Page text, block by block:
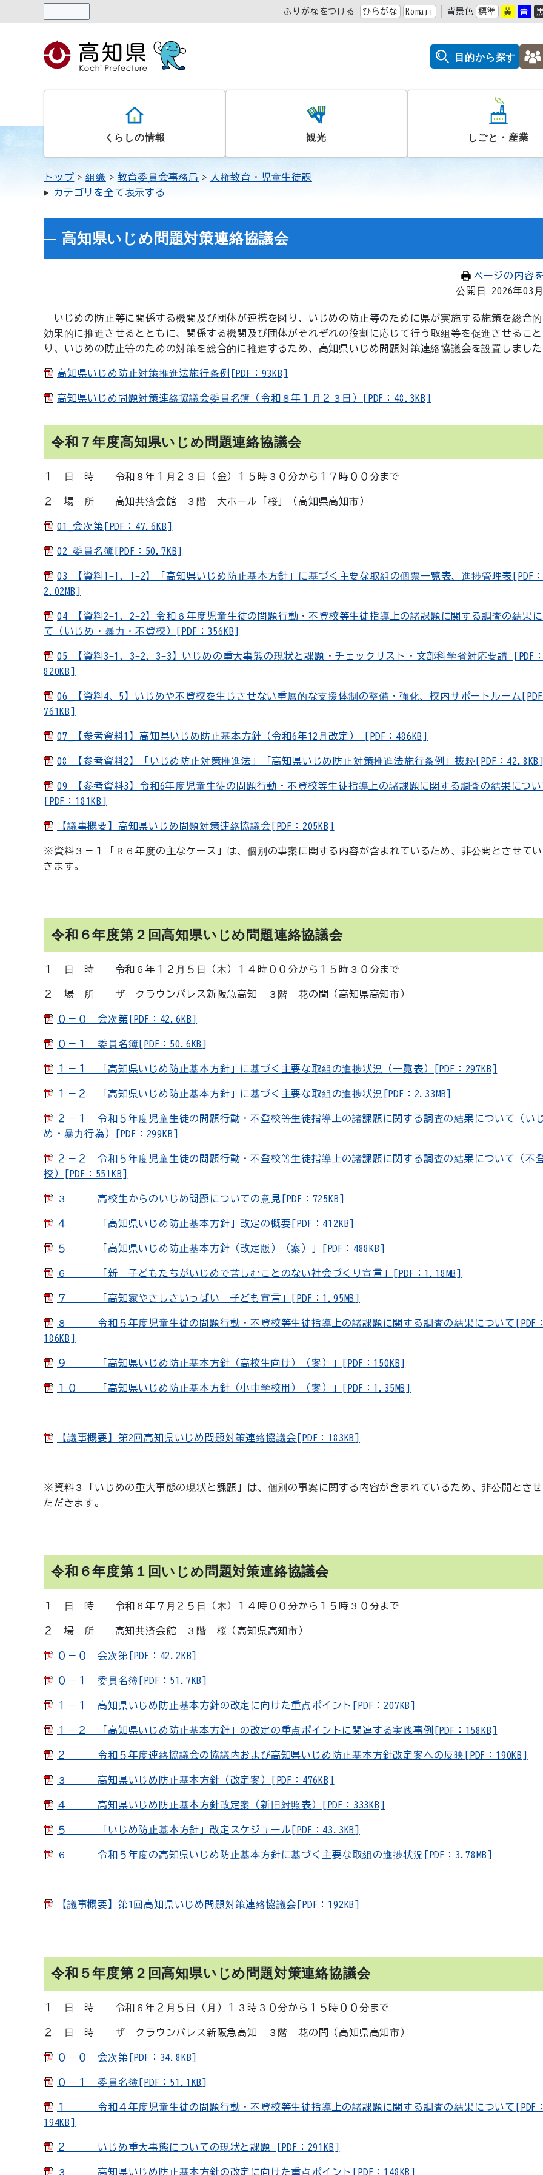
ふりがなをつける ひらがな Romaji 背景色 標準 黄 青
目的から探す
くらしの情報 観光 しごと・産業
トップ 組織 教育委員会事務局
人権教育・児童生徒課
カテゴリを全て表示する
高知県いじめ問題対策連絡協議会
ページの内容
公開日 2026年03
いじめの防止等に関係する機関及び団体が連携を図り、いじめの防止等のために県が実施する施策を総合
効果的に推進させるとともに、関係する機関及び団体がそれぞれの役割に応じて行う取組等を促進させるこ
り、いじめの防止等のための対策を総合的に推進するため、高知県いじめ問題対策連絡協議会を設置しまし
高知県いじめ防止対策推進法施行条例[PDF：93KB]
高知県いじめ問題対策連絡協議会委員名簿（令和８年１月２３日）[PDF：48.3KB]
令和７年度高知県いじめ問題連絡協議会
１ 日 時 令和８年１月２３日（金）１５時３０分から１７時００分まで
２ 場 所 高知共済会館 ３階 大ホール「桜」（高知県高知市）
01_会次第[PDF：47.6KB]
02_委員名簿[PDF：50.7KB]
03_【資料1-1、1-2】「高知県いじめ防止基本方針」に基づく主要な取組の個票一覧表、進捗管理表[PDF
2.02MB]
04_【資料2-1、2-2】令和６年度児童生徒の問題行動・不登校等生徒指導上の諸課題に関する調査の結果
て（いじめ・暴力・不登校）[PDF：356KB]
05_【資料3-1、3-2、3-3】いじめの重大事態の現状と課題・チェックリスト・文部科学省対応要請 [PDF
820KB]
06_【資料4、5】いじめや不登校を生じさせない重層的な支援体制の整備・強化、校内サポートルーム
761KB]
07_【参考資料1】高知県いじめ防止基本方針（令和6年12月改定） [PDF：486KB]
08_【参考資料2】「いじめ防止対策推進法」「高知県いじめ防止対策推進法施行条例」抜粋[PDF：
09_【参考資料3】令和6年度児童生徒の問題行動・不登校等生徒指導上の諸課題に関する調査の結果につ
[PDF：181KB]
【議事概要】高知県いじめ問題対策連絡協議会[PDF：205KB]
※資料３－１「Ｒ６年度の主なケース」は、個別の事案に関する内容が含まれているため、非公開とさせて
きます。
令和６年度第２回高知県いじめ問題連絡協議会
１ 日 時 令和６年１２月５日（木）１４時００分から１５時３０分まで
２ 場 所 ザ クラウンパレス新阪急高知 ３階 花の間（高知県高知市）
０－０ 会次第[PDF：42.6KB]
０－１ 委員名簿[PDF：50.6KB]
１－１ 「高知県いじめ防止基本方針」に基づく主要な取組の進捗状況（一覧表）[PDF：297KB]
１－２ 「高知県いじめ防止基本方針」に基づく主要な取組の進捗状況[PDF：2.33MB]
２－１ 令和５年度児童生徒の問題行動・不登校等生徒指導上の諸課題に関する調査の結果について（い
め・暴力行為）[PDF：299KB]
２－２ 令和５年度児童生徒の問題行動・不登校等生徒指導上の諸課題に関する調査の結果について（不
校）[PDF：551KB]
３ 高校生からのいじめ問題についての意見[PDF：725KB]
４ 「高知県いじめ防止基本方針」改定の概要[PDF：412KB]
５ 「高知県いじめ防止基本方針（改定版）（案）」[PDF：488KB]
６ 「新 子どもたちがいじめで苦しむことのない社会づくり宣言」[PDF：1.18MB]
７ 「高知家やさしさいっぱい 子ども宣言」[PDF：1.95MB]
８ 令和５年度児童生徒の問題行動・不登校等生徒指導上の諸課題に関する調査の結果について[PDF
186KB]
９ 「高知県いじめ防止基本方針（高校生向け）（案）」[PDF：150KB]
１０ 「高知県いじめ防止基本方針（小中学校用）（案）」[PDF：1.35MB]
【議事概要】第2回高知県いじめ問題対策連絡協議会[PDF：183KB]
※資料３「いじめの重大事態の現状と課題」は、個別の事案に関する内容が含まれているため、非公開とさ
ただきます。
令和６年度第１回いじめ問題対策連絡協議会
１ 日 時 令和６年７月２５日（木）１４時００分から１５時３０分まで
２ 場 所 高知共済会館 ３階 桜（高知県高知市）
０－０ 会次第[PDF：42.2KB]
０－１ 委員名簿[PDF：51.7KB]
１－１ 高知県いじめ防止基本方針の改定に向けた重点ポイント[PDF：207KB]
１－２ 「高知県いじめ防止基本方針」の改定の重点ポイントに関連する実践事例[PDF：158KB]
２ 令和５年度連絡協議会の協議内および高知県いじめ防止基本方針改定案への反映[PDF：190KB]
３ 高知県いじめ防止基本方針（改定案）[PDF：476KB]
４ 高知県いじめ防止基本方針改定案（新旧対照表）[PDF：333KB]
５ 「いじめ防止基本方針」改定スケジュール[PDF：43.3KB]
６ 令和５年度の高知県いじめ防止基本方針に基づく主要な取組の進捗状況[PDF：3.78MB]
【議事概要】第1回高知県いじめ問題対策連絡協議会[PDF：192KB]
令和５年度第２回高知県いじめ問題対策連絡協議会
１ 日 時 令和６年２月５日（月）１３時３０分から１５時００分まで
２ 日 時 ザ クラウンパレス新阪急高知 ３階 花の間（高知県高知市）
０－０ 会次第[PDF：34.8KB]
０－１ 委員名簿[PDF：51.1KB]
１ 令和４年度児童生徒の問題行動・不登校等生徒指導上の諸課題に関する調査の結果について[PDF
194KB]
２ いじめ重大事態についての現状と課題 [PDF：291KB]
３ 高知県いじめ防止基本方針の改定に向けた重点ポイント[PDF：148KB]